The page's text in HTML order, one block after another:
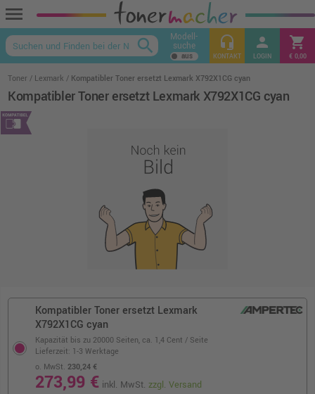
menu
keyboard_arrow_up
search Modell-
suche headset_mic
KONTAKT
person
LOGIN
shopping_cart
€ 0,00
Toner Lexmark Kompatibler Toner ersetzt Lexmark X792X1CG cyan
Kompatibler Toner ersetzt Lexmark X792X1CG cyan
Kompatibler Toner ersetzt Lexmark
X792X1CG cyan
Kapazität bis zu 20000 Seiten, ca. 1,4 Cent / Seite
o. MwSt. 230,24 €
273,99 € inkl. MwSt.zzgl. Versand
Lieferzeit: 1-3 Werktage